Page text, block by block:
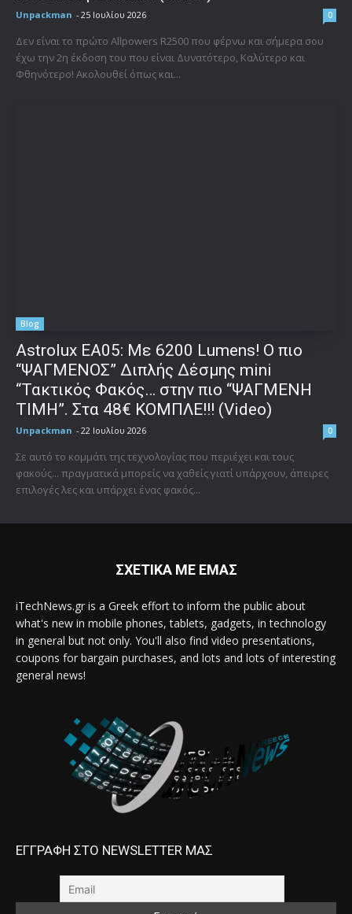
Unpackman - 25 Ιουλίου 2026 0
Δεν είναι το πρώτο Allpowers R2500 που φέρνω και σήμερα σου
έχω την 2η έκδοση του που είναι Δυνατότερο, Καλύτερο και
Φθηνότερο! Ακολουθεί όπως και...
Blog
Astrolux ΕΑ05: Με 6200 Lumens! Ο πιο
“ΨΑΓΜΕΝΟΣ” Διπλής Δέσμης mini
“Τακτικός Φακός… στην πιο “ΨΑΓΜΕΝΗ
ΤΙΜΗ”. Στα 48€ ΚΟΜΠΛΕ!!! (Video)
Unpackman - 22 Ιουλίου 2026 0
Σε αυτό το κομμάτι της τεχνολογίας που περιέχει και τους
φακούς... πραγματικά μπορείς να χαθείς γιατί υπάρχουν, άπειρες
επιλογές λες και υπάρχει ένας φακός...
ΣΧΕΤΙΚΑ ΜΕ ΕΜΑΣ
iTechNews.gr is a Greek effort to inform the public about
what's new in mobile phones, tablets, gadgets, in technology
in general but not only. You'll also find video presentations,
coupons for bargain purchases, and lots and lots of interesting
general news!
ΕΓΓΡΑΦΗ ΣΤΟ NEWSLETTER ΜΑΣ